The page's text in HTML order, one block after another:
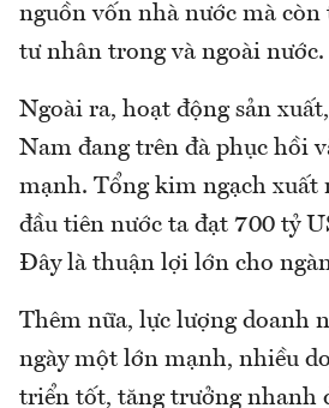
nguồn vốn nhà nước mà
tư nhân trong và ngoài nước.
Ngoài ra, hoạt động sản
Nam đang trên đà phục hồi
mạnh. Tổng kim ngạch xuất
đầu tiên nước ta đạt 700 tỷ
Đây là thuận lợi lớn cho
Thêm nữa, lực lượng doanh
ngày một lớn mạnh, nhiều
triển tốt, tăng trưởng nhanh